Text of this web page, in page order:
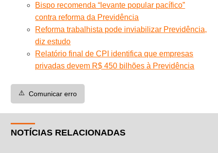
Bispo recomenda “levante popular pacífico”
contra reforma da Previdência
Reforma trabalhista pode inviabilizar Previdência,
diz estudo
Relatório final de CPI identifica que empresas
privadas devem R$ 450 bilhões à Previdência
⚠️ Comunicar erro
NOTÍCIAS RELACIONADAS